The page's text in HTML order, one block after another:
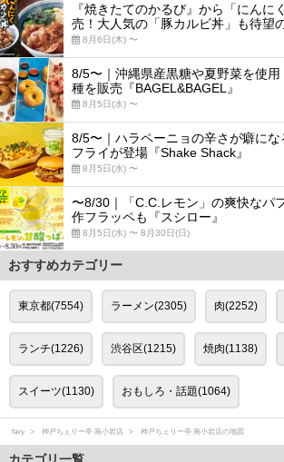
『焼きたてのかるび』から「にんに
売！大人気の「豚カルビ丼」も待望
8月6日(木) 〜
8/5〜｜沖縄県産黒糖や夏野菜を使
種を販売『BAGEL&BAGEL』
8月5日(水) 〜
8/5〜｜ハラペーニョの辛さが癖にな
フライが登場『Shake Shack』
8月5日(水) 〜
〜8/30｜「C.C.レモン」の爽快なパ
作フラッペも『スシロー』
8月5日(水) 〜 8月30日(日)
おすすめカテゴリー
東京都(7554) ラーメン(2305) 肉(2252)
ランチ(1226) 渋谷区(1215) 焼肉(1138)
スイーツ(1130) おもしろ・話題(1064)
favy 神戸ちぇりー亭 南小岩店 神戸ちぇりー亭 南小岩店の地図